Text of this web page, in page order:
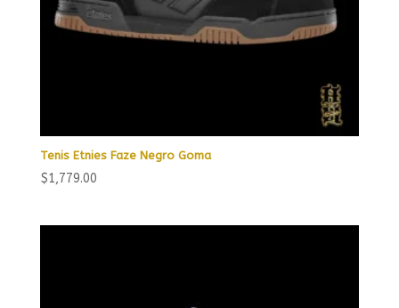
Tenis Etnies Faze Negro Goma
$1,779.00